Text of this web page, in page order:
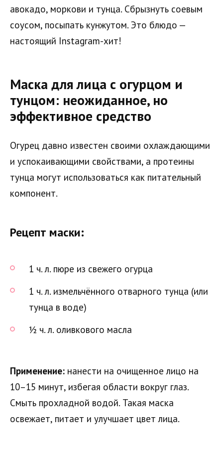
авокадо, моркови и тунца. Сбрызнуть соевым
соусом, посыпать кунжутом. Это блюдо —
настоящий Instagram-хит!
Маска для лица с огурцом и
тунцом: неожиданное, но
эффективное средство
Огурец давно известен своими охлаждающими
и успокаивающими свойствами, а протеины
тунца могут использоваться как питательный
компонент.
Рецепт маски:
1 ч. л. пюре из свежего огурца
1 ч. л. измельчённого отварного тунца (или
тунца в воде)
½ ч. л. оливкового масла
Применение: нанести на очищенное лицо на
10–15 минут, избегая области вокруг глаз.
Смыть прохладной водой. Такая маска
освежает, питает и улучшает цвет лица.